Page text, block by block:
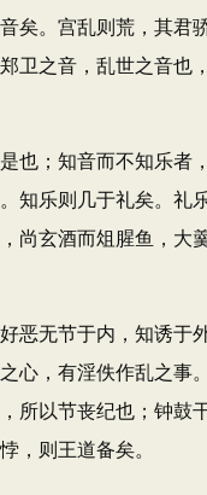
。宫乱则荒，其
之音，乱世之音也
；知音而不知乐者
乐则几于礼矣。
玄酒而俎腥鱼，大
无节于内，知诱于
，有淫佚作乱之
以节丧纪也；钟鼓
，则王道备矣。